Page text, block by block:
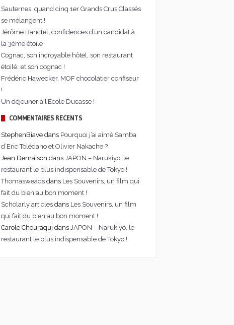
Sauternes, quand cinq 1er Grands Crus Classés
se mélangent !
Jérôme Banctel, confidences d’un candidat à
la 3ème étoile
Cognac, son incroyable hôtel, son restaurant
étoilé…et son cognac !
Frédéric Hawecker, MOF chocolatier confiseur
!
Un déjeuner à l’École Ducasse !
COMMENTAIRES RÉCENTS
StephenBiave dans Pourquoi j’ai aimé Samba
d’Eric Tolédano et Olivier Nakache ?
Jean Demaison dans JAPON – Narukiyo, le
restaurant le plus indispensable de Tokyo !
Thomasweadsdans Les Souvenirs, un film qui
fait du bien au bon moment !
Scholarly articlesdans Les Souvenirs, un film
qui fait du bien au bon moment !
Carole Chouraqui dans JAPON – Narukiyo, le
restaurant le plus indispensable de Tokyo !